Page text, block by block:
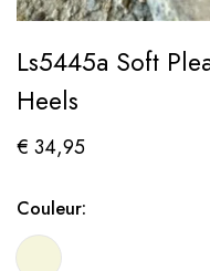
Ls5445a Soft
Heels
€ 34,95
Couleur: